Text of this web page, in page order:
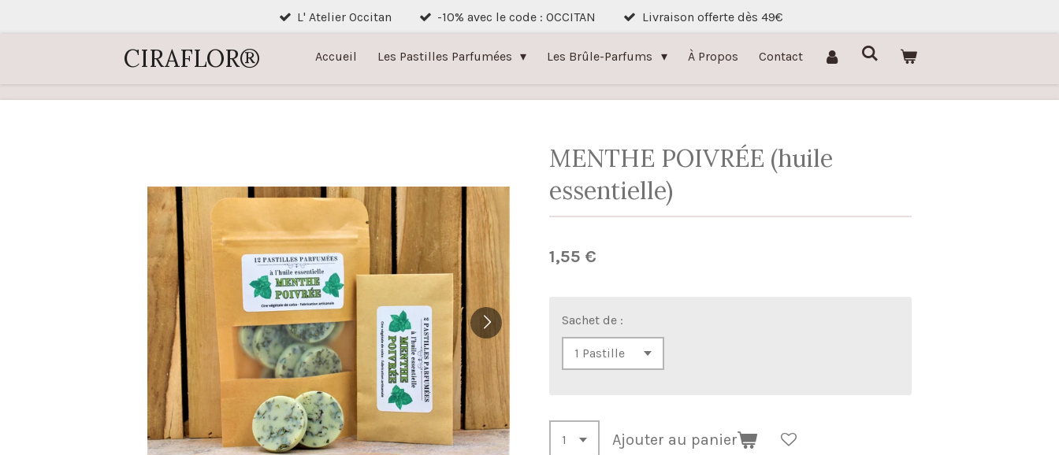
L' Atelier Occitan -10% avec le code : OCCITAN Livraison offerte dès 49€
CIRAFLOR® Accueil Les Pastilles Parfumées Les Brûle-Parfums À Propos Contact
MENTHE POIVRÉE (huile
essentielle)
1,55 €
Sachet de :
Ajouter au panier